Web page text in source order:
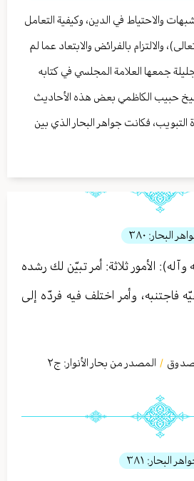
والاحتياط في الدين، وكيفية التعامل
والالتزام بالفرائض والابتعاد عما لم
جمعها العلامة المجلسي في كتابه
حبيب الكاظمي بعض هذه الأحاديث
فكانت جواهر البحار الذي بين
البحار: ٣٨٠
وآله): الأمور ثلاثة: أمر تبيّن لك رشده
فاجتنبه، وأمر اختلف فيه فردّه إلى
/ المصدر من بحار الأنوار: ج٢
البحار: ٣٨١